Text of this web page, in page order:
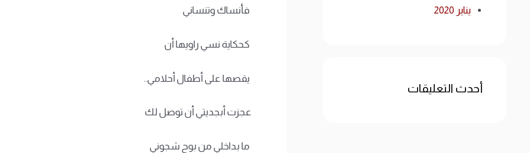
يناير 2020
أحدث التعليقات
فأنساك وتنساني
كحكاية نسي راويها أن
يقصها على أطفال أحلامي..
عجزت أبجديتي أن توصل لك
ما بداخلي من بوح شجوني